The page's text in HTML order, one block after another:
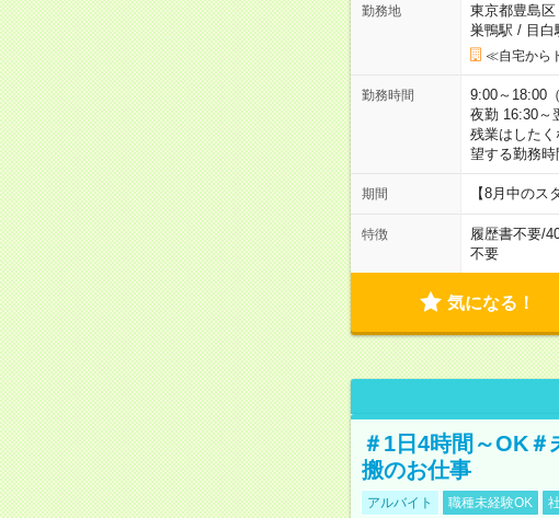
勤務地
東京都豊島区
巣鴨駅 / 目白
≪自宅から
勤務時間
9:00～18:00
夜勤 16:30～
残業はした
望する勤務時
期間 【8月中の
特徴 履歴書不要/
不要
気になる！
＃1日4時間～OK
搬のお仕事
アルバイト 職種未経験OK